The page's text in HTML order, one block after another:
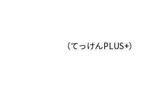
（てっけんPLUS+）